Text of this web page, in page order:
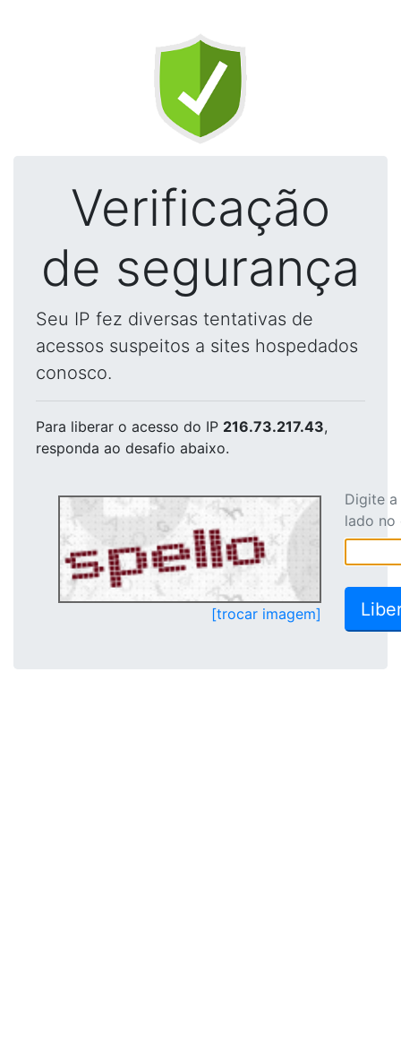
Verificação
de segurança
Seu IP fez diversas tentativas de
acessos suspeitos a sites hospedados
conosco.
Para liberar o acesso do IP 216.73.217.43,
responda ao desafio abaixo.
[trocar imagem]
Digite
lado no